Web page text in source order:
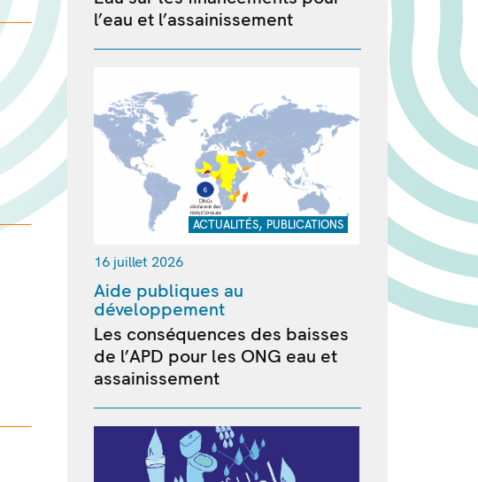
l’eau et l’assainissement
ACTUALITÉS, PUBLICATIONS
16 juillet 2026
Aide publiques au
développement
Les conséquences des baisses
de l’APD pour les ONG eau et
assainissement